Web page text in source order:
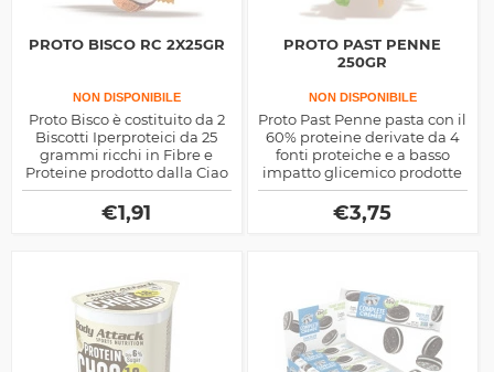
PROTO BISCO RC 2X25GR
NON DISPONIBILE
Proto Bisco è costituito da 2
Biscotti Iperproteici da 25
grammi ricchi in Fibre e
Proteine prodotto dalla Ciao
Carb
€1,91
PROTO PAST PENNE
250GR
NON DISPONIBILE
Proto Past Penne pasta con il
60% proteine derivate da 4
fonti proteiche e a basso
impatto glicemico prodotte
dalla Ciao Carb
€3,75